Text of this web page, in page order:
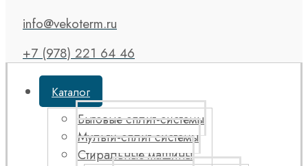
info@vekoterm.ru
+7 (978) 221 64 46
Каталог
Бытовые сплит-системы
Мульти-сплит системы
Стиральные машины